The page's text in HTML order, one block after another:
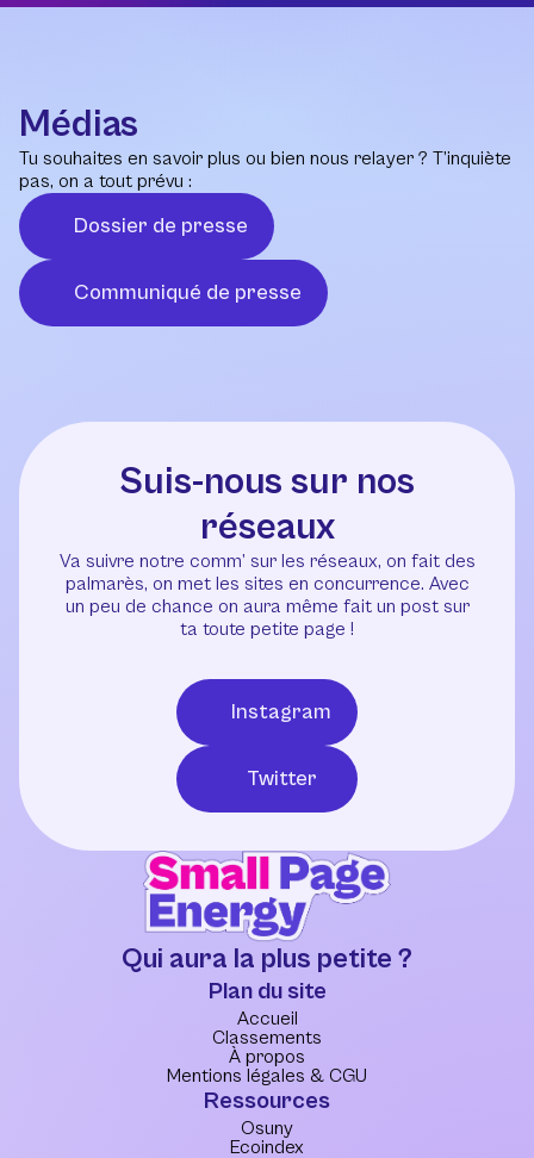
Médias
Tu souhaites en savoir plus ou bien nous relayer ? T’inquiète
pas, on a tout prévu :
Dossier de presse
Communiqué de presse
Suis-nous sur nos
réseaux
Va suivre notre comm’ sur les réseaux, on fait des
palmarès, on met les sites en concurrence. Avec
un peu de chance on aura même fait un post sur
ta toute petite page !
Instagram
Twitter
Qui aura la plus petite ?
Plan du site
Accueil
Classements
À propos
Mentions légales & CGU
Ressources
Osuny
Ecoindex